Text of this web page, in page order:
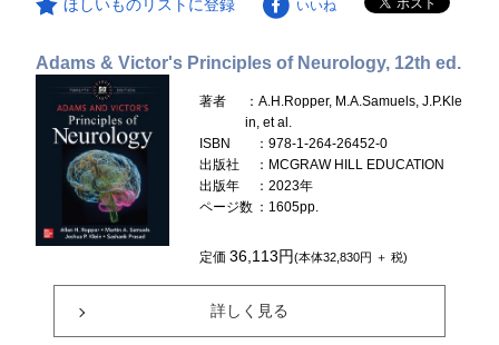
ほしいものリストに登録 いいね
Adams & Victor's Principles of Neurology, 12th ed.
著者
：A.H.Ropper, M.A.Samuels, J.P.Kle
in, et al.
ISBN
：978-1-264-26452-0
出版社
：MCGRAW HILL EDUCATION
出版年
：2023年
ページ数 ：1605pp.
定価36,113円(本体32,830円 ＋ 税)
詳しく見る